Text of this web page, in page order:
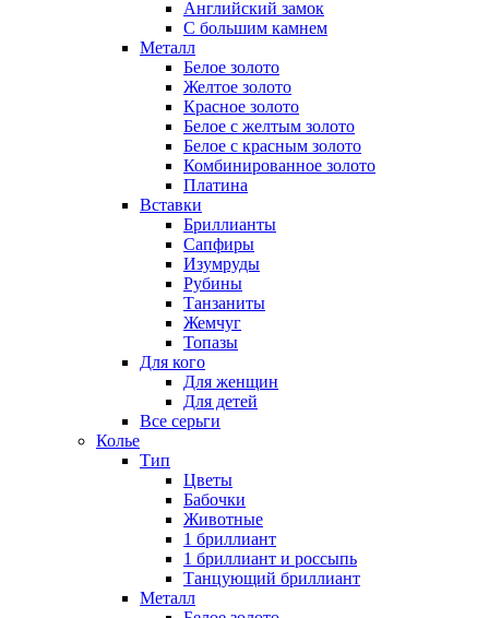
Английский замок
С большим камнем
Металл
Белое золото
Желтое золото
Красное золото
Белое с желтым золото
Белое с красным золото
Комбинированное золото
Платина
Вставки
Бриллианты
Сапфиры
Изумруды
Рубины
Танзаниты
Жемчуг
Топазы
Для кого
Для женщин
Для детей
Все серьги
Колье
Тип
Цветы
Бабочки
Животные
1 бриллиант
1 бриллиант и россыпь
Танцующий бриллиант
Металл